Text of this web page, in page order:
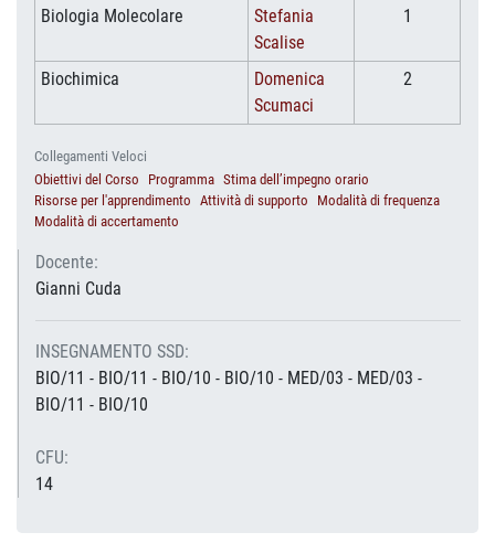
Biologia Molecolare
Stefania
Scalise
1
Biochimica
Domenica
Scumaci
2
Collegamenti Veloci
Obiettivi del Corso
Programma Stima dell’impegno orario
Risorse per l'apprendimento Attività di supporto
Modalità di frequenza
Modalità di accertamento
Docente:
Gianni Cuda
INSEGNAMENTO SSD:
BIO/11 - BIO/11 - BIO/10 - BIO/10 - MED/03 - MED/03 -
BIO/11 - BIO/10
CFU:
14